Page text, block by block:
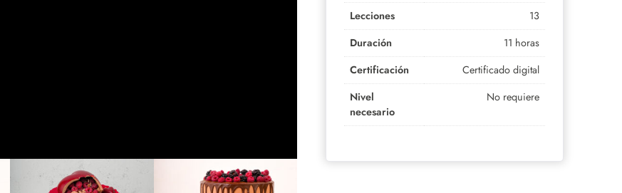
Lecciones
13
Duración
11 horas
Certificación
Certificado digital
Nivel
necesario
No requiere